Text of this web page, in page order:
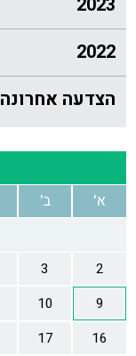
2022
הצדעה אחרונה